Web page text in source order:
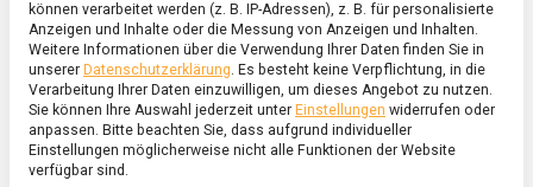
können verarbeitet werden (z. B. IP-Adressen), z. B. für personalisierte
Anzeigen und Inhalte oder die Messung von Anzeigen und Inhalten.
Weitere Informationen über die Verwendung Ihrer Daten finden Sie in
unserer Datenschutzerklärung. Es besteht keine Verpflichtung, in die
Verarbeitung Ihrer Daten einzuwilligen, um dieses Angebot zu nutzen.
Sie können Ihre Auswahl jederzeit unter Einstellungen widerrufen oder
anpassen. Bitte beachten Sie, dass aufgrund individueller
Einstellungen möglicherweise nicht alle Funktionen der Website
verfügbar sind.